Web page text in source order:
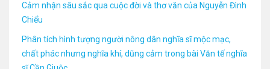
Cảm nhận sâu sắc qua cuộc đời và thơ văn của Nguyễn Đình
Chiểu
Phân tích hình tượng người nông dân nghĩa sĩ mộc mạc,
chất phác nhưng nghĩa khí, dũng cảm trong bài Văn tế nghĩa